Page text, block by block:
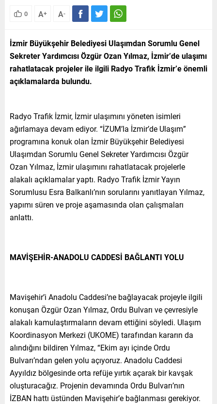
0 A+ A-
İzmir Büyükşehir Belediyesi Ulaşımdan Sorumlu Genel
Sekreter Yardımcısı Özgür Ozan Yılmaz, İzmir’de ulaşımı
rahatlatacak projeler ile ilgili Radyo Trafik İzmir’e önemli
açıklamalarda bulundu.
Radyo Trafik İzmir, İzmir ulaşımını yöneten isimleri
ağırlamaya devam ediyor. “İZUM’la İzmir’de Ulaşım”
programına konuk olan İzmir Büyükşehir Belediyesi
Ulaşımdan Sorumlu Genel Sekreter Yardımcısı Özgür
Ozan Yılmaz, İzmir ulaşımını rahatlatacak projelerle
alakalı açıklamalar yaptı. Radyo Trafik İzmir Yayın
Sorumlusu Esra Balkanlı’nın sorularını yanıtlayan Yılmaz,
yapımı süren ve proje aşamasında olan çalışmaları
anlattı.
MAVİŞEHİR-ANADOLU CADDESİ BAĞLANTI YOLU
Mavişehir’i Anadolu Caddesi’ne bağlayacak projeyle ilgili
konuşan Özgür Ozan Yılmaz, Ordu Bulvarı ve çevresiyle
alakalı kamulaştırmaların devam ettiğini söyledi. Ulaşım
Koordinasyon Merkezi (UKOME) tarafından kararın da
alındığını bildiren Yılmaz, “Ekim ayı içinde Ordu
Bulvarı’ndan gelen yolu açıyoruz. Anadolu Caddesi
Ayyıldız bölgesinde orta refüje yırtık açarak bir kavşak
oluşturacağız. Projenin devamında Ordu Bulvarı’nın
İZBAN hattı üstünden Mavişehir’e bağlanması gerekiyor.